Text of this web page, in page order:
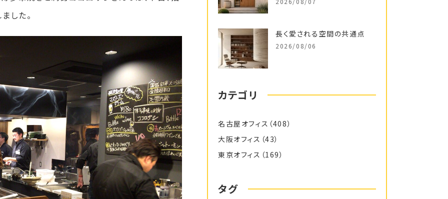
した。
長く愛される空間の共通点
2026/08/06
カテゴリ
名古屋オフィス （408）
大阪オフィス （43）
東京オフィス （169）
タグ